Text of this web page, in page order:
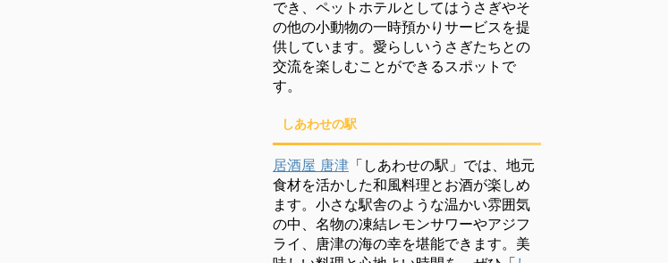
でき、ペットホテルとしてはうさぎやそ
の他の小動物の一時預かりサービスを提
供しています。愛らしいうさぎたちとの
交流を楽しむことができるスポットで
す。
しあわせの駅
居酒屋 唐津 「しあわせの駅」では、地元
食材を活かした和風料理とお酒が楽しめ
ます。小さな駅舎のような温かい雰囲気
の中、名物の凍結レモンサワーやアジフ
ライ、唐津の海の幸を堪能できます。美